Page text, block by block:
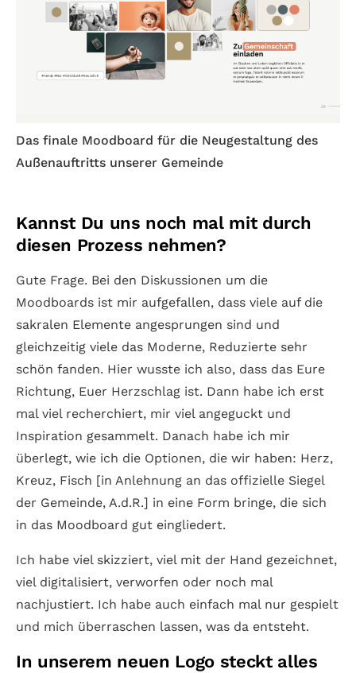
Das finale Moodboard für die Neugestaltung des
Außenauftritts unserer Gemeinde
Kannst Du uns noch mal mit durch
diesen Prozess nehmen?
Gute Frage. Bei den Diskussionen um die
Moodboards ist mir aufgefallen, dass viele auf die
sakralen Elemente angesprungen sind und
gleichzeitig viele das Moderne, Reduzierte sehr
schön fanden. Hier wusste ich also, dass das Eure
Richtung, Euer Herzschlag ist. Dann habe ich erst
mal viel recherchiert, mir viel angeguckt und
Inspiration gesammelt. Danach habe ich mir
überlegt, wie ich die Optionen, die wir haben: Herz,
Kreuz, Fisch [in Anlehnung an das offizielle Siegel
der Gemeinde, A.d.R.] in eine Form bringe, die sich
in das Moodboard gut eingliedert.
Ich habe viel skizziert, viel mit der Hand gezeichnet,
viel digitalisiert, verworfen oder noch mal
nachjustiert. Ich habe auch einfach mal nur gespielt
und mich überraschen lassen, was da entsteht.
In unserem neuen Logo steckt alles